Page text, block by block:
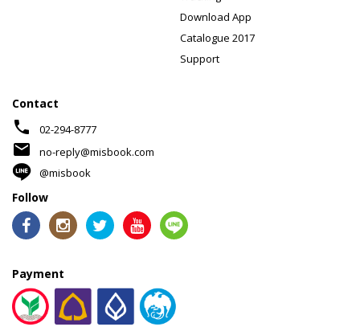
Download App
Catalogue 2017
Support
Contact
phone 02-294-8777
mail
no-reply@misbook.com
@misbook
Follow
Payment